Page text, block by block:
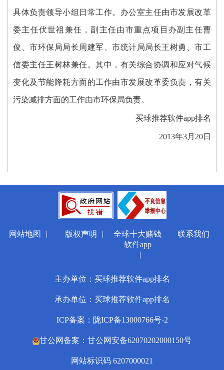
具体负责领导小组日常工作。办公室主任由市发展改革
委主任伏世祖兼任，副主任由市重点项目办副主任曹
俊、市环保局局长周建军、市统计局局长王树勇、市工
信委主任王树林兼任。其中，有关综合协调和应对气候
变化及节能降耗方面的工作由市发展改革委负责，有关
污染减排方面的工作由市环保局负责。
买球推荐软件app排名
2013年3月20日
网站地图 | 版权声明 |
全球十大赌钱
软件app
|
联系我们
主办单位：买球推荐软件app排名
承办单位：买球推荐软件app排名
ICP备案：陇ICP备13000766号-2
甘公网备案：甘公网安备62070202000150号
网站标识码 6207000021